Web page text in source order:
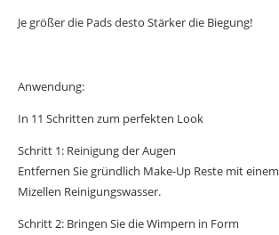
Je größer die Pads desto Stärker die Biegung!
Anwendung:
In 11 Schritten zum perfekten Look
Schritt 1: Reinigung der Augen
Entfernen Sie gründlich Make-Up Reste mit einem
Mizellen Reinigungswasser.
Schritt 2: Bringen Sie die Wimpern in Form